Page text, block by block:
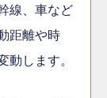
線、車など
距離や時
します。